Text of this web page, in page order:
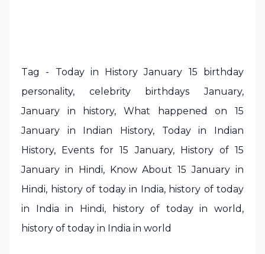
Tag - Today in History January 15 birthday
personality, celebrity birthdays January,
January in history, What happened on 15
January in Indian History, Today in Indian
History, Events for 15 January, History of 15
January in Hindi, Know About 15 January in
Hindi, history of today in India, history of today
in India in Hindi, history of today in world,
history of today in India in world